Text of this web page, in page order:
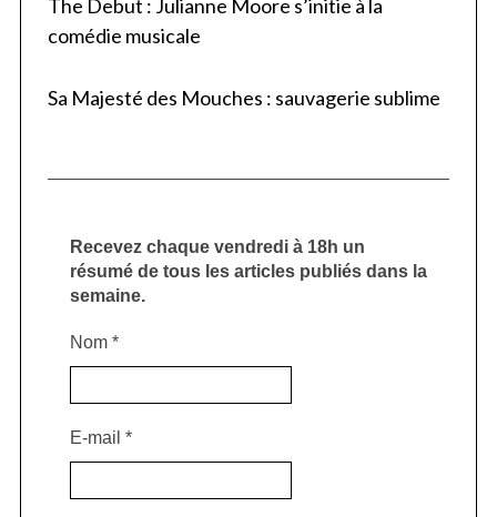
The Debut : Julianne Moore s’initie à la
comédie musicale
Sa Majesté des Mouches : sauvagerie sublime
Recevez chaque vendredi à 18h un
résumé de tous les articles publiés dans la
semaine.
Nom *
E-mail *